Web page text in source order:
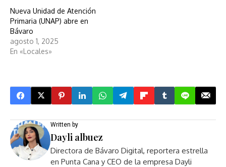
Nueva Unidad de Atención
Primaria (UNAP) abre en
Bávaro
agosto 1, 2025
En «Locales»
Written by
Dayli albuez
Directora de Bávaro Digital, reportera estrella
en Punta Cana y CEO de la empresa Dayli